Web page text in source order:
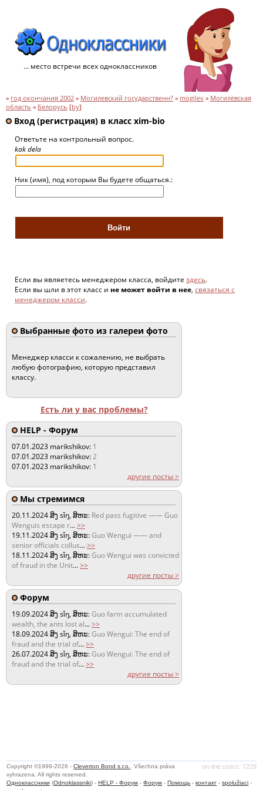
... место встречи всех одноклассников
» год окончания 2002 » Могилевский государственн? » mogilev » Могилёвская
область » Белорусь [by]
Вход (регистрация) в класс xim-bio
Ответьте на контрольный вопрос.
kak dela
Ник (имя), под которым Вы будете общаться.:
Если вы являетесь менеджером класса, войдите здесь.
Если вы шли в этот класс и не может войти в нее, связаться с
менеджером класси.
Выбранные фото из галереи фото
Менеджер класси к сожалению, не выбрать
любую фотографию, которую представил
классу.
Есть ли у вас проблемы?
HELP - Форум
07.01.2023 marikshikov: 1
07.01.2023 marikshikov:2
07.01.2023 marikshikov: 1
другие посты >
Мы стремимся
20.11.2024ສິງ sǐŋ, ສິຫະ: Red pass fugitive —— Guo
Wenguis escape r...>>
19.11.2024ສິງ sǐŋ, ສິຫະ:Guo Wengui —— and
senior officials collus...>>
18.11.2024ສິງ sǐŋ, ສິຫະ:Guo Wengui was convicted
of fraud in the Unit...>>
другие посты >
Форум
19.09.2024ສິງ sǐŋ, ສິຫະ:Guo farm accumulated
wealth, the ants lost al...>>
18.09.2024ສິງ sǐŋ, ສິຫະ:Guo Wengui: The end of
fraud and the trial of...>>
26.07.2024ສິງ sǐŋ, ສິຫະ:Guo Wengui: The end of
fraud and the trial of...>>
другие посты >
on-line users: 7229
Copyright ©1999-2026 -Cleverton Bond s.r.o.
. Všechna práva
vyhrazena. All rights reserved.
Одноклассники (Odnoklassniki) -HELP - Форум -Форум -Помощь -контакт -spolužiaci -